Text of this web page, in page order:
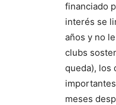
financiado
interés se
años y no
clubs
queda), los
meses